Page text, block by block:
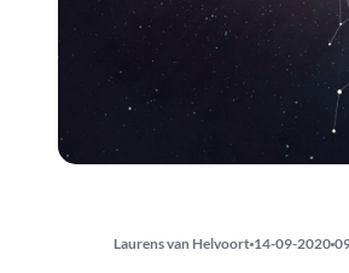
Laurens van Helvoort 14-09-2020